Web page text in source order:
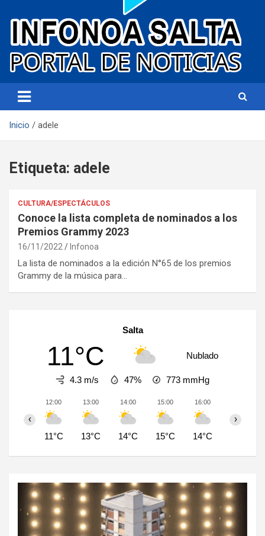
Infonoa Salta
Inicio adele
Etiqueta: adele
CULTURA/ESPECTÁCULOS
Conoce la lista completa de nominados a los
Premios Grammy 2023
16/11/2022 Infonoa
La lista de nominados a la edición N°65 de los premios
Grammy de la música para…
Salta
11°C Nublado
4.3 m/s 47% 773 mmHg
12:00
11°C
13:00
13°C
14:00
14°C
15:00
15°C
16:00
14°C
‹ ›